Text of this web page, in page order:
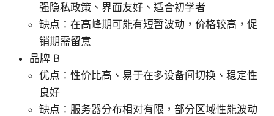
强隐私政策、界面友好、适合初学者
缺点：在高峰期可能有短暂波动，价格较高，促
销期需留意
品牌 B
优点：性价比高、易于在多设备间切换、稳定性
良好
缺点：服务器分布相对有限，部分区域性能波动